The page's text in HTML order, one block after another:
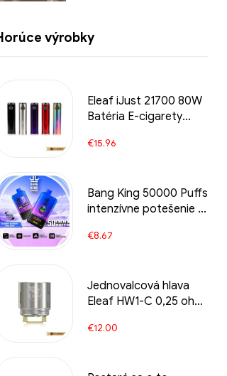
terapia
výrobky
Eleaf iJust 21700 80W
Batéria E-cigarety
Vlastné
€15.96
Bang King 50000 Puffs
intenzívne potešenie s
čučoriedky maliny
€8.67
Jednovalcová hlava
Eleaf HW1-C 0,25 ohm
Mini/Mini XL (5ks/bal)
€12.00